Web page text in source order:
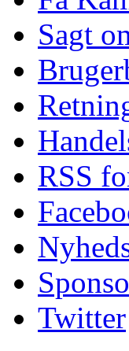
Sagt
RSS
Twitter